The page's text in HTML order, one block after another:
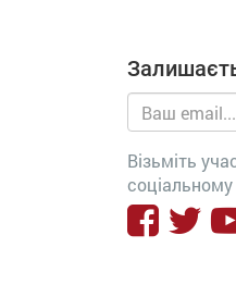
Візьміть
соціальному